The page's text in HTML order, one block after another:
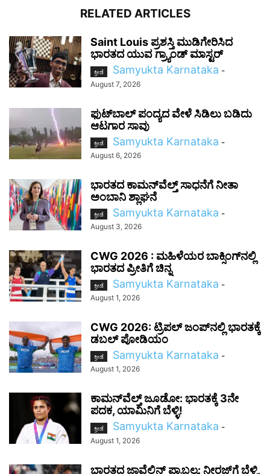
RELATED ARTICLES
Saint Louis ಪ್ರಶಸ್ತಿ ಮುಡಿಗೇರಿಸಿದ
ಭಾರತದ ಯುವ ಗ್ರ್ಯಾಂಡ್ ಮಾಸ್ಟರ್
ಕ್ರೀಡೆ Samyukta Karnataka -
August 7, 2026
ಫುಟ್‌ಬಾಲ್ ಪಂದ್ಯದ ವೇಳೆ ಸಿಡಿಲು ಬಡಿದು
ಆಟಗಾರ ಸಾವು
ಕ್ರೀಡೆ Samyukta Karnataka -
August 6, 2026
ಭಾರತದ ಕಾಮನ್‌ವೆಲ್ತ್ ಸಾಧನೆಗೆ ನೀತಾ
ಅಂಬಾನಿ ಶ್ಲಾಘನೆ
ಕ್ರೀಡೆ Samyukta Karnataka -
August 3, 2026
CWG 2026 : ಮಹಿಳೆಯರ ಬಾಕ್ಸಿಂಗ್‌ನಲ್ಲಿ
ಭಾರತದ ಪ್ರೀತಿಗೆ ಚಿನ್ನ
ಕ್ರೀಡೆ Samyukta Karnataka -
August 1, 2026
CWG 2026: ಟ್ರಿಪಲ್ ಜಂಪ್‌ನಲ್ಲಿ ಭಾರತಕ್ಕೆ
ಡಬಲ್ ಪೋಡಿಯಂ
ಕ್ರೀಡೆ Samyukta Karnataka -
August 1, 2026
ಕಾಮನ್‌ವೆಲ್ತ್ ಜೂಡೋ: ಭಾರತಕ್ಕೆ 3ನೇ
ಪದಕ, ಯಾಮಿನಿಗೆ ಬೆಳ್ಳಿ!
ಕ್ರೀಡೆ Samyukta Karnataka -
August 1, 2026
ಭಾರತದ ಜಾವೆಲಿನ್ ಪ್ರಾಬಲ್ಯ: ನೀರಜ್‌ಗೆ ಬೆಳ್ಳಿ,